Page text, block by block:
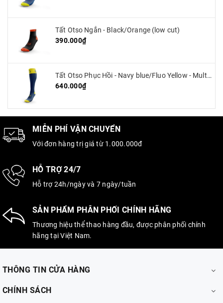
Tất Otso Ngắn - Black/Orange (low cut)
390.000₫
Tất Otso Phục Hồi - Navy blue/Fluo Yellow - Multisport Recovery
640.000₫
MIỄN PHÍ VẬN CHUYỂN
Với đơn hàng trị giá từ 1.000.000đ
HỖ TRỢ 24/7
Hỗ trợ 24h/ngày và 7 ngày/tuần
SẢN PHẨM PHÂN PHỐI CHÍNH HÃNG
Thương hiệu thể thao hàng đầu, được phân phối chính
hãng tại Việt Nam.
THÔNG TIN CỬA HÀNG
CHÍNH SÁCH